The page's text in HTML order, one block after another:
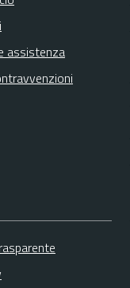
assistenza